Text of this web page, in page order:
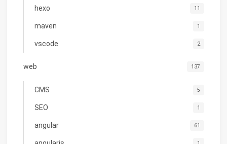
hexo 11
maven 1
vscode 2
web 137
CMS 5
SEO 1
angular 61